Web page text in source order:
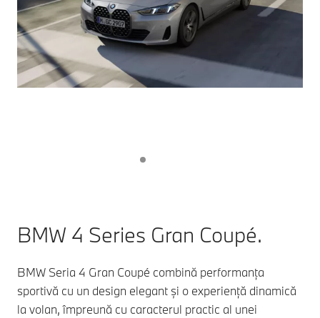
BMW 4 Series Gran Coupé.
BMW Seria 4 Gran Coupé combină performanța
sportivă cu un design elegant și o experiență dinamică
la volan, împreună cu caracterul practic al unei